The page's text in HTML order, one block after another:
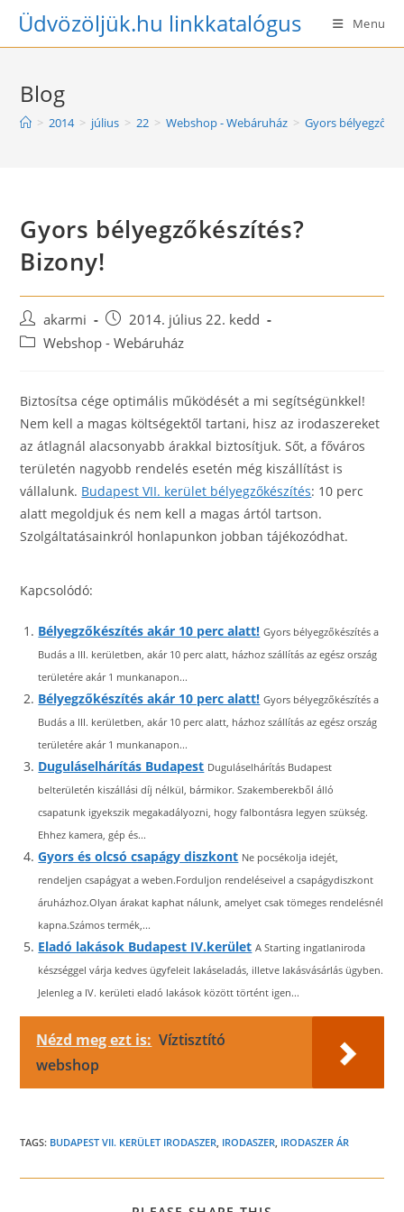
SkipÜdvözöljük.hu linkkatalógus Menu
Blog
> 2014 > július > 22 > Webshop - Webáruház > Gyors
Gyors bélyegzőkészítés?
Bizony!
Post
author:
akarmi
Post
published:
2014. július 22. kedd
PostWebshop - Webáruház
Biztosítsa cége optimális működését a mi segítségünkkel!
Nem kell a magas költségektől tartani, hisz az irodaszereket
az átlagnál alacsonyabb árakkal biztosítjuk. Sőt, a főváros
területén nagyobb rendelés esetén még kiszállítást is
vállalunk. Budapest VII. kerület bélyegzőkészítés: 10 perc
alatt megoldjuk és nem kell a magas ártól tartson.
Szolgáltatásainkról honlapunkon jobban tájékozódhat.
w
o
p
h
/
Kapcsolódó:
Bélyegzőkészítés akár 10 perc alatt! Gyors bélyegzőkészítés a
Budás a III. kerületben, akár 10 perc alatt, házhoz szállítás az egész ország
területére akár 1 munkanapon...
Bélyegzőkészítés akár 10 perc alatt! Gyors bélyegzőkészítés a
Budás a III. kerületben, akár 10 perc alatt, házhoz szállítás az egész ország
területére akár 1 munkanapon...
Duguláselhárítás Budapest Duguláselhárítás Budapest
belterületén kiszállási díj nélkül, bármikor. Szakemberekből álló
csapatunk igyekszik megakadályozni, hogy falbontásra legyen szükség.
Ehhez kamera, gép és...
Gyors és olcsó csapágy diszkont Ne pocsékolja idejét,
rendeljen csapágyat a weben.Forduljon rendeléseivel a csapágydiszkont
áruházhoz.Olyan árakat kaphat nálunk, amelyet csak tömeges rendelésnél
kapna.Számos termék,...
Eladó lakások Budapest IV.kerület A Starting ingatlaniroda
készséggel várja kedves ügyfeleit lakáseladás, illetve lakásvásárlás ügyben.
Jelenleg a IV. kerületi eladó lakások között történt igen...
Nézd meg ezt is: Víztisztító
webshop
TAGS: BUDAPEST VII. KERÜLET IRODASZER, IRODASZER, IRODASZER ÁR